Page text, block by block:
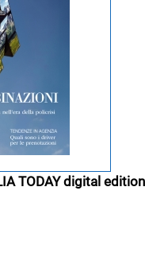
TODAY digital edition